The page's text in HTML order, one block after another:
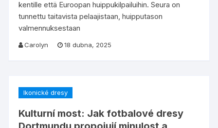
kentille että Euroopan huippukilpailuihin. Seura on
tunnettu taitavista pelaajistaan, huipputason
valmennuksestaan
Carolyn 18 dubna, 2025
Ikonické dresy
Kulturní most: Jak fotbalové dresy